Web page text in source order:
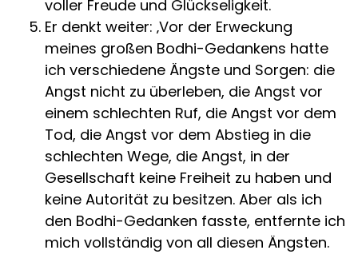
voller Freude und Glückseligkeit.
Er denkt weiter: ‚Vor der Erweckung
meines großen Bodhi-Gedankens hatte
ich verschiedene Ängste und Sorgen: die
Angst nicht zu überleben, die Angst vor
einem schlechten Ruf, die Angst vor dem
Tod, die Angst vor dem Abstieg in die
schlechten Wege, die Angst, in der
Gesellschaft keine Freiheit zu haben und
keine Autorität zu besitzen. Aber als ich
den Bodhi-Gedanken fasste, entfernte ich
mich vollständig von all diesen Ängsten.